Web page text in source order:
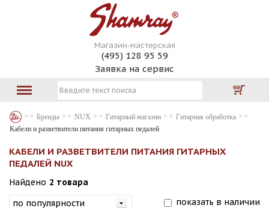
Магазин-мастерская
(495) 128 95 59
Заявка на сервис
Бренды NUX Гитарный магазин
Гитарная обработка
Кабели и разветвители питания гитарных педалей
КАБЕЛИ И РАЗВЕТВИТЕЛИ ПИТАНИЯ ГИТАРНЫХ
ПЕДАЛЕЙ NUX
Найдено 2 товара
показать в наличии